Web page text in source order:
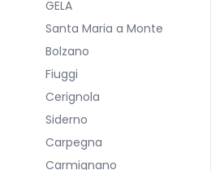
GELA
Santa Maria a Monte
Bolzano
Fiuggi
Cerignola
Siderno
Carpegna
Carmignano